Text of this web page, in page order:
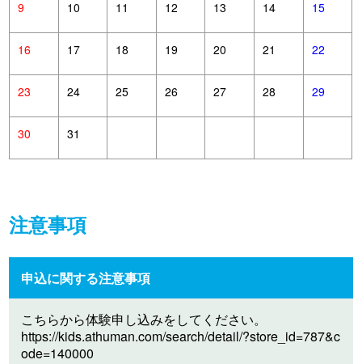
9 10 11 12 13 14 15
16 17 18 19 20 21 22
23 24 25 26 27 28 29
30 31
注意事項
申込に関する注意事項
こちらから体験申し込みをしてください。
https://kids.athuman.com/search/detail/?store_id=787&c
ode=140000